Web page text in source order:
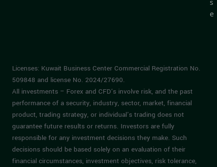
n
s
Licenses: Kuwait Business Center Commercial Registration No.
509848 and license No. 2024/27690.
All investments – Forex and CFD’s involve risk, and the past
performance of a security, industry, sector, market, financial
product, trading strategy, or individual’s trading does not
guarantee future results or returns. Investors are fully
responsible for any investment decisions they make. Such
decisions should be based solely on an evaluation of their